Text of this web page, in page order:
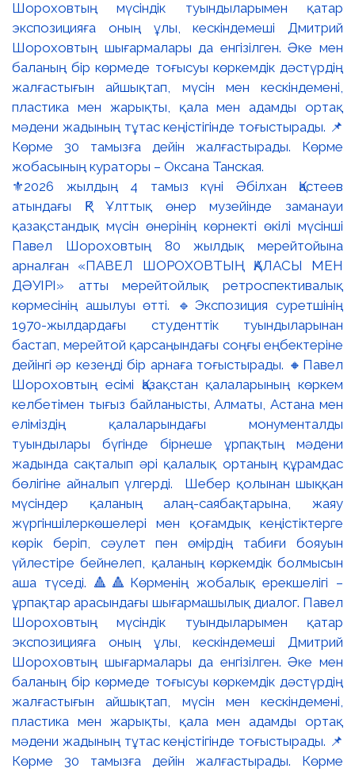
⚜️2026 жылдың 4 тамыз күні Әбілхан Қастеев
атындағы ҚР Ұлттық өнер музейінде заманауи
қазақстандық мүсін өнерінің көрнекті өкілі мүсінші
Павел Шороховтың 80 жылдық мерейтойына
арналған «ПАВЕЛ ШОРОХОВТЫҢ ҚАЛАСЫ МЕН
ДӘУІРІ» атты мерейтойлық ретроспективалық
көрмесінің ашылуы өтті. 🔹Экспозиция суретшінің
1970-жылдардағы студенттік туындыларынан
бастап, мерейтой қарсаңындағы соңғы еңбектеріне
дейінгі әр кезеңді бір арнаға тоғыстырады. 🔸Павел
Шороховтың есімі Қазақстан қалаларының көркем
келбетімен тығыз байланысты, Алматы, Астана мен
еліміздің қалаларындағы монументалды
туындылары бүгінде бірнеше ұрпақтың мәдени
жадында сақталып әрі қалалық ортаның құрамдас
бөлігіне айналып үлгерді. Шебер қолынан шыққан
мүсіндер қаланың алаң-саябақтарына, жаяу
жүргіншілеркөшелері мен қоғамдық кеңістіктерге
көрік беріп, сәулет пен өмірдің табиғи бояуын
үйлестіре бейнелеп, қаланың көркемдік болмысын
аша түседі. 🔺🔺Көрменің жобалық ерекшелігі –
ұрпақтар арасындағы шығармашылық диалог. Павел
Шороховтың мүсіндік туындыларымен қатар
экспозицияға оның ұлы, кескіндемеші Дмитрий
Шороховтың шығармалары да енгізілген. Әке мен
баланың бір көрмеде тоғысуы көркемдік дәстүрдің
жалғастығын айшықтап, мүсін мен кескіндемені,
пластика мен жарықты, қала мен адамды ортақ
мәдени жадының тұтас кеңістігінде тоғыстырады. 📌
Көрме 30 тамызға дейін жалғастырады. Көрме